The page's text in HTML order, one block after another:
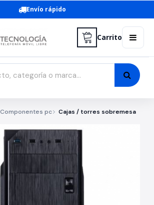
Envío rápido
Carrito
Componentes pc Cajas / torres sobremesa